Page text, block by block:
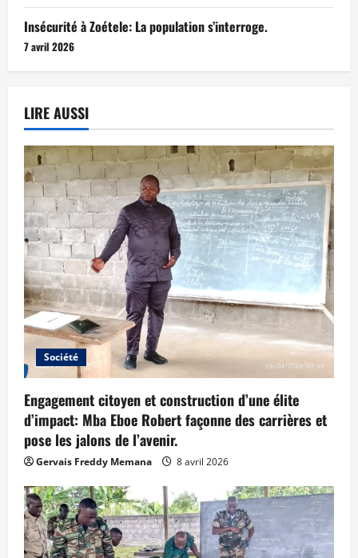
Insécurité à Zoétele: La population s’interroge.
7 avril 2026
LIRE AUSSI
Société
Engagement citoyen et construction d’une élite
d’impact: Mba Eboe Robert façonne des carrières et
pose les jalons de l’avenir.
Gervais Freddy Memana 8 avril 2026